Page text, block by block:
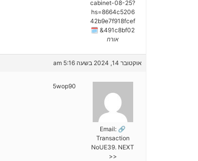
cabinet-08-25?
hs=8664c5206
42b9e7f918fcef
491c8bf02& 🗓
אורח
אוקטובר 14, 2024 בשעה 5:16 am
🔗 Email:
Transaction
NoUE39. NEXT
>>
5wop90